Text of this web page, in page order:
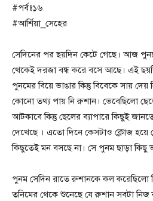
#পর্বঃ১৬
#আর্শিয়া_সেহের
সেদিনের পর ছয়দিন কেটে গেছে। আজ
থেকেই দরজা বন্ধ করে বসে আছে। এই
পুনমের বিয়ে ভাঙার কিন্তু বিবেকে সায়
কোনো তথ্য পায় নি রুশান। ভেবেছিলো
আটকাবে কিন্তু ছেলের ব্যাপারে কিছুই
দেখেছে । এতো দিনে কেসটাও ক্লোজ হয়ে
কিছুতেই মন বসছে না। সে পুনম ছাড়া কিছু
পুনম সেদিন রাতে রুশানকে কল করেছিলো
তনিমের থেকে শুনেছে যে রুশান সবটা